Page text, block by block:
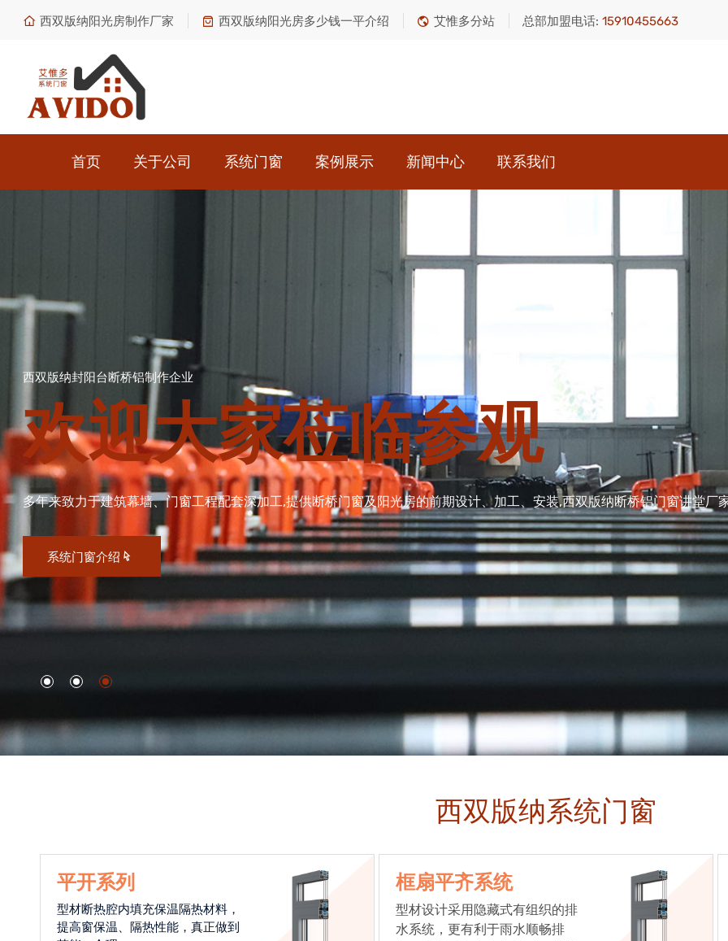
西双版纳阳光房制作厂家 西双版纳阳光房多少钱一平介绍 艾惟多分站 总部加盟电话: 15910455663
首页 关于公司 系统门窗 案例展示 新闻中心 联系我们
西双版纳封阳台断桥铝制作企业
欢迎大家莅临参观
多年来致力于建筑幕墙、门窗工程配套深加工,提供断桥门窗及阳光房的前期设计、加工、安装,西双版纳断桥铝门窗讲堂
系统门窗介绍
西双版纳系统门窗
平开系列
型材断热腔内填充保温隔热材料，
提高窗保温、隔热性能，真正做到
框扇平齐系统
型材设计采用隐藏式有组织的排
水系统，更有利于雨水顺畅排